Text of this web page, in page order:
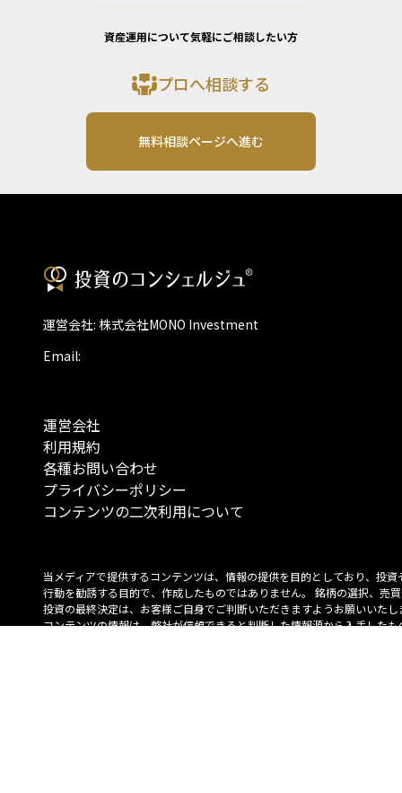
資産運用について気軽にご相談したい方
プロへ相談する
無料相談ページへ進む
運営会社: 株式会社MONO Investment
Email:
運営会社
利用規約
各種お問い合わせ
プライバシーポリシー
コンテンツの二次利用について
当メディアで提供するコンテンツは、情報の提供を目的としており、投資
行動を勧誘する目的で、作成したものではありません。 銘柄の選択、売
投資の最終決定は、お客様ご自身でご判断いただきますようお願いいたし
コンテンツの情報は、弊社が信頼できると判断した情報源から入手したも